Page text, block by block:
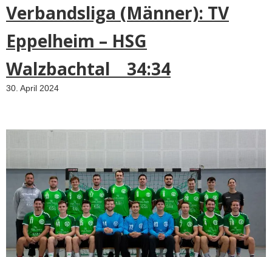
Verbandsliga (Männer): TV
Eppelheim – HSG
Walzbachtal 34:34
30. April 2024